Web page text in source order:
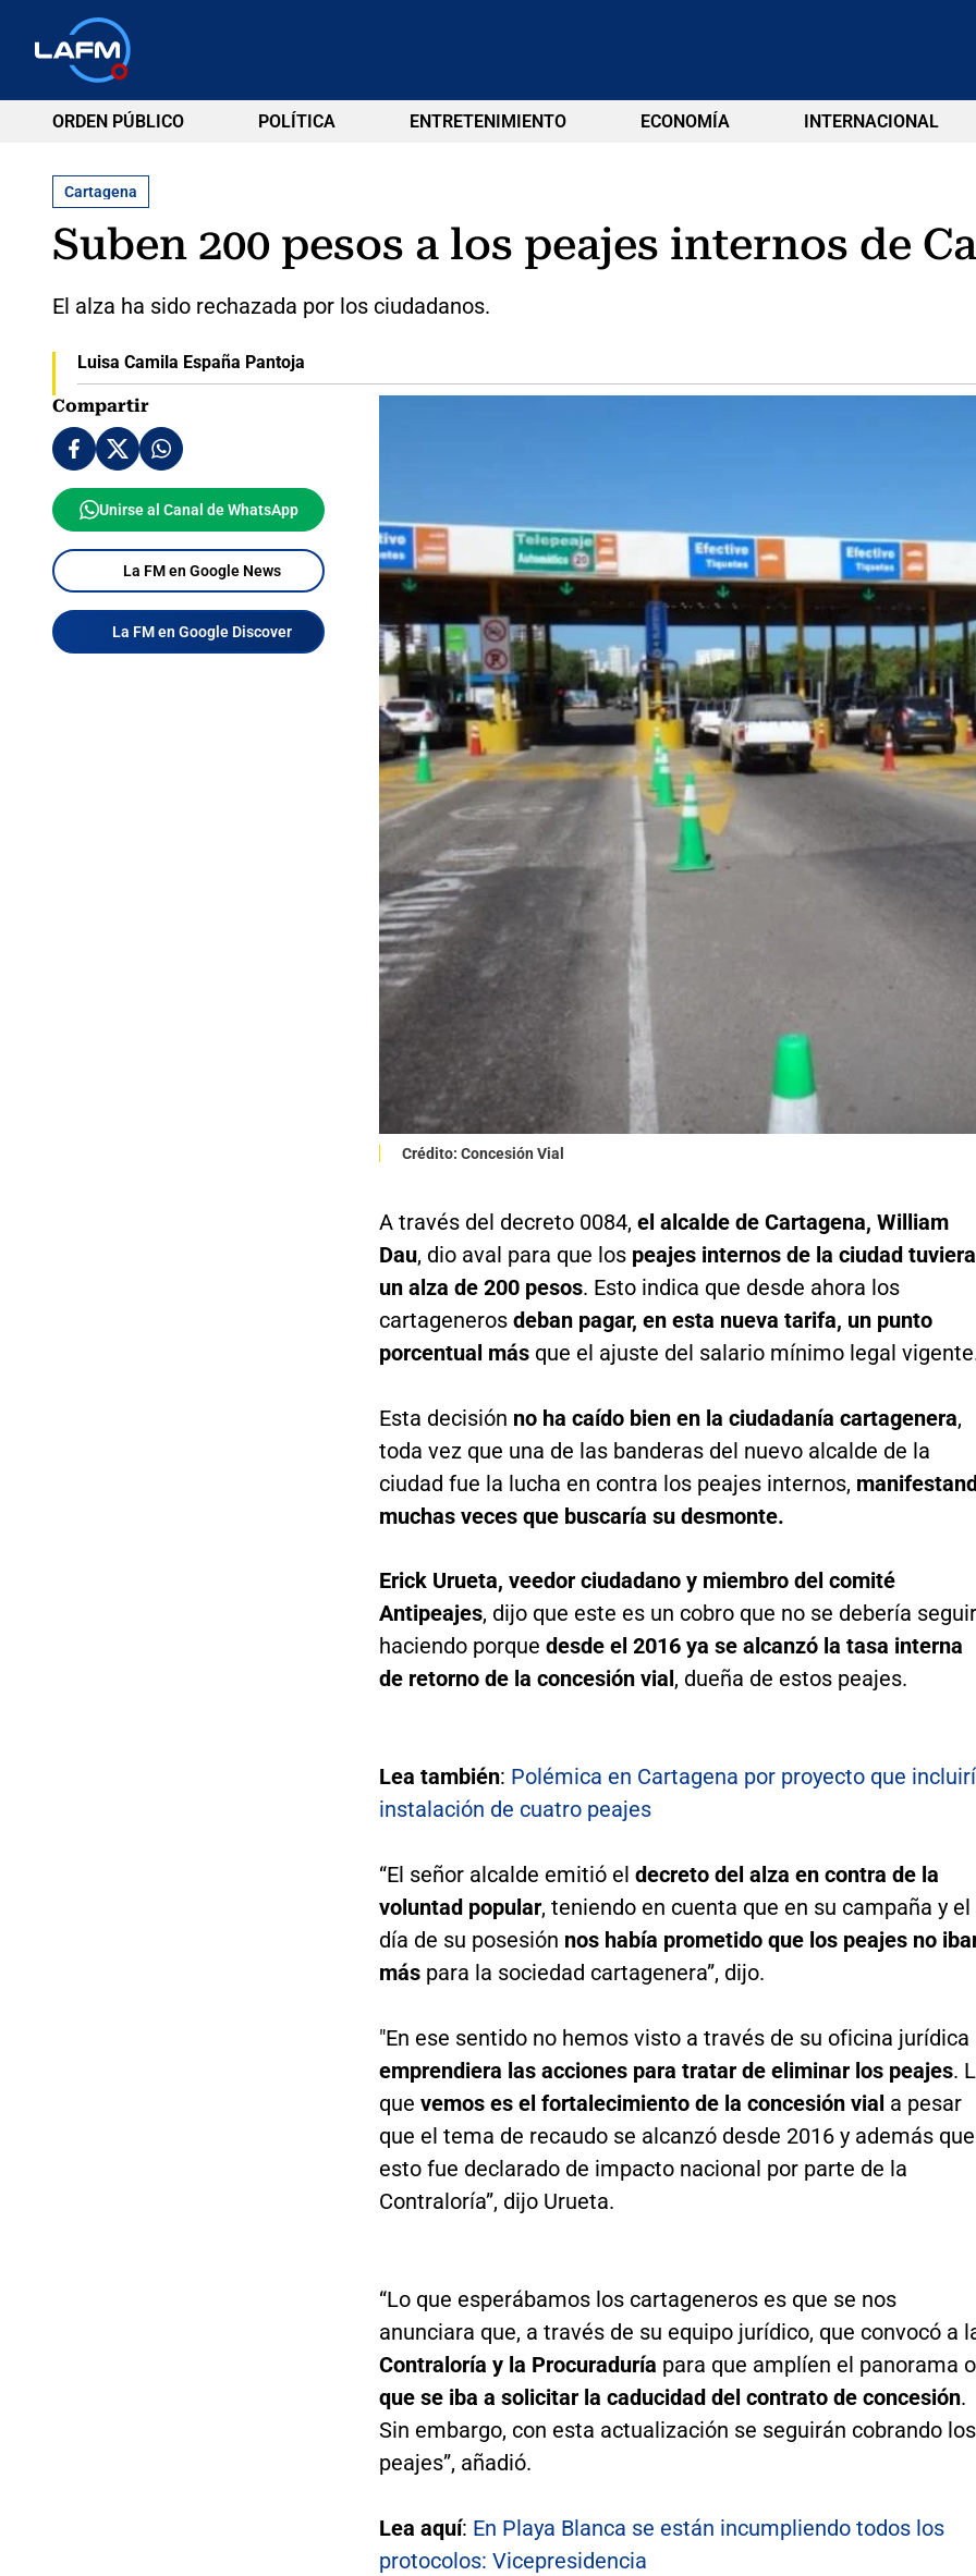
ORDEN PÚBLICO POLÍTICA ENTRETENIMIENTO ECONOMÍA INTERNACIONAL
Cartagena
Suben 200 pesos a los peajes internos de
El alza ha sido rechazada por los ciudadanos.
Luisa Camila España Pantoja
Compartir
Unirse al Canal de WhatsApp
La FM en Google News
La FM en Google Discover
Crédito: Concesión Vial
A través del decreto 0084, el alcalde de Cartagena, William
Dau, dio aval para que los peajes internos de la ciudad
un alza de 200 pesos. Esto indica que desde ahora los
cartageneros deban pagar, en esta nueva tarifa, un punto
porcentual más que el ajuste del salario mínimo legal
Esta decisión no ha caído bien en la ciudadanía cartagenera,
toda vez que una de las banderas del nuevo alcalde de la
ciudad fue la lucha en contra los peajes internos,
muchas veces que buscaría su desmonte.
Erick Urueta, veedor ciudadano y miembro del comité
Antipeajes, dijo que este es un cobro que no se debería seguir
haciendo porque desde el 2016 ya se alcanzó la tasa interna
de retorno de la concesión vial , dueña de estos peajes.
Lea también: Polémica en Cartagena por proyecto que
instalación de cuatro peajes
“El señor alcalde emitió el decreto del alza en contra de la
voluntad popular, teniendo en cuenta que en su campaña y el
día de su posesión nos había prometido que los peajes no
más para la sociedad cartagenera”, dijo.
"En ese sentido no hemos visto a través de su oficina jurídica
emprendiera las acciones para tratar de eliminar los peajes.
que vemos es el fortalecimiento de la concesión vial a pesar
que el tema de recaudo se alcanzó desde 2016 y además que
esto fue declarado de impacto nacional por parte de la
Contraloría”, dijo Urueta.
“Lo que esperábamos los cartageneros es que se nos
anunciara que, a través de su equipo jurídico, que convocó a
Contraloría y la Procuraduría para que amplíen el panorama o
que se iba a solicitar la caducidad del contrato de concesión.
Sin embargo, con esta actualización se seguirán cobrando los
peajes”, añadió.
Lea aquí: En Playa Blanca se están incumpliendo todos los
protocolos: Vicepresidencia